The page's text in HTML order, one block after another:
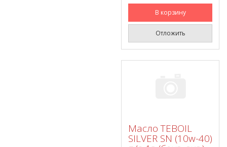
В корзину
Отложить
Масло TEBOIL
SILVER SN (10w-40)